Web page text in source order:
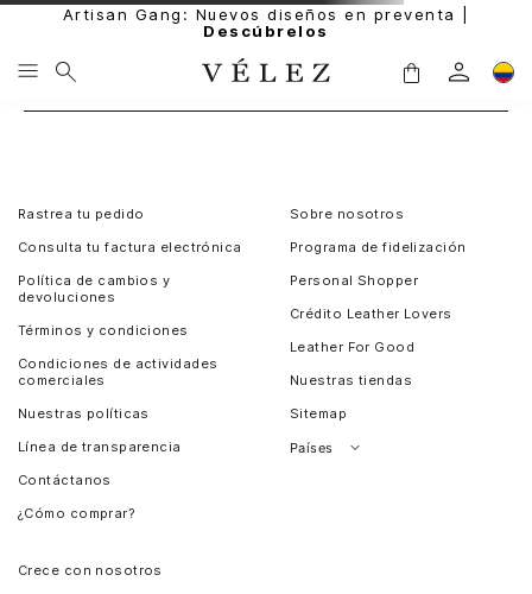
Artisan Gang: Nuevos diseños en preventa |
Descúbrelos
Rastrea tu pedido
Consulta tu factura electrónica
Política de cambios y
devoluciones
Términos y condiciones
Condiciones de actividades
comerciales
Nuestras políticas
Línea de transparencia
Contáctanos
¿Cómo comprar?
Sobre nosotros
Programa de fidelización
Personal Shopper
Crédito Leather Lovers
Leather For Good
Nuestras tiendas
Sitemap
Países
Crece con nosotros